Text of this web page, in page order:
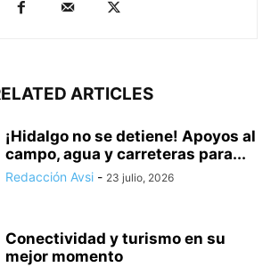
ARTICLES
¡Hidalgo no se detiene! Apoyos al
campo, agua y carreteras para...
Redacción Avsi - 23 julio, 2026
Conectividad y turismo en su
mejor momento